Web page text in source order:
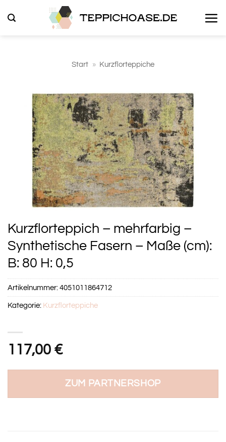
Inhalt
Start » Kurzflorteppiche
Kurzflorteppich – mehrfarbig –
Synthetische Fasern – Maße (cm):
B: 80 H: 0,5
117,00 €
ZUM PARTNERSHOP
Artikelnummer:4051011864712
Kategorie: Kurzflorteppiche